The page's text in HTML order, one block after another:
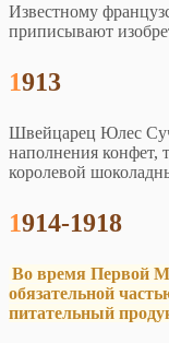
Известному
приписывают
1913
Швейцарец Юлес
наполнения конфет,
королевой
1914-1918
Во время Первой
обязательной
питательный